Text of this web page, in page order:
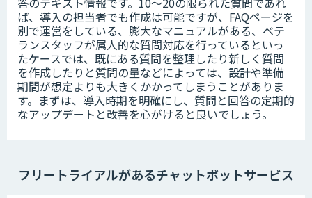
ば、導入の担当者でも作成は可能ですが、FAQページを
別で運営をしている、膨大なマニュアルがある、ベテ
ランスタッフが属人的な質問対応を行っているといっ
たケースでは、既にある質問を整理したり新しく質問
を作成したりと質問の量などによっては、設計や準備
期間が想定よりも大きくかかってしまうことがありま
す。まずは、導入時期を明確にし、質問と回答の定期的
なアップデートと改善を心がけると良いでしょう。
フリートライアルがあるチャットボットサービス